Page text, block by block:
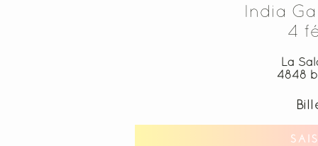
India
4
La
4848